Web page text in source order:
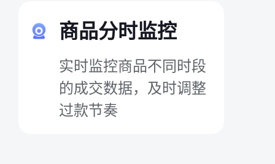
商品分时监控
实时监控商品不同时段
的成交数据，及时调整
过款节奏